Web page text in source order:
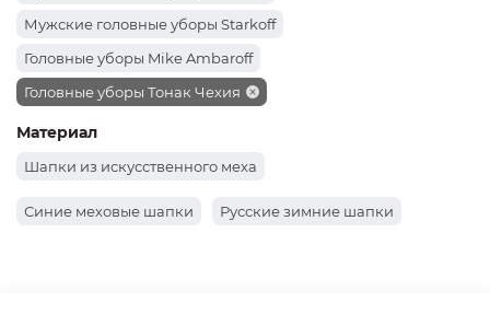
Мужские головные уборы Starkoff
Головные уборы Mike Ambaroff
Головные уборы Тонак Чехия
Материал
Шапки из искусственного меха
Синие меховые шапки Русские зимние шапки